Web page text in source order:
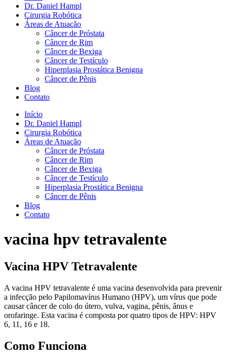
Dr. Daniel Hampl
Cirurgia Robótica
Áreas de Atuação
Câncer de Próstata
Câncer de Rim
Câncer de Bexiga
Câncer de Testículo
Hiperplasia Prostática Benigna
Câncer de Pênis
Blog
Contato
Início
Dr. Daniel Hampl
Cirurgia Robótica
Áreas de Atuação
Câncer de Próstata
Câncer de Rim
Câncer de Bexiga
Câncer de Testículo
Hiperplasia Prostática Benigna
Câncer de Pênis
Blog
Contato
vacina hpv tetravalente
Vacina HPV Tetravalente
A vacina HPV tetravalente é uma vacina desenvolvida para prevenir
a infecção pelo Papilomavírus Humano (HPV), um vírus que pode
causar câncer de colo do útero, vulva, vagina, pênis, ânus e
orofaringe. Esta vacina é composta por quatro tipos de HPV: HPV
6, 11, 16 e 18.
Como Funciona